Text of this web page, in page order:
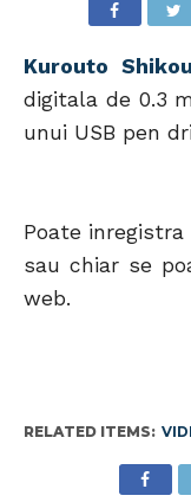
Kurouto Shikou
digitala de 0.3
unui USB pen
Poate
sau chiar se
web.
RELATED ITEMS: